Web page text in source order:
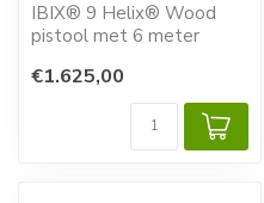
IBIX® 9 Helix® Wood
pistool met 6 meter
€1.625,00